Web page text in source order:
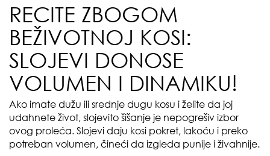
RECITE ZBOGOM
BEŽIVOTNOJ KOSI:
SLOJEVI DONOSE
VOLUMEN I DINAMIKU!
Ako imate dužu ili srednje dugu kosu i želite da joj
udahnete život, slojevito šišanje je nepogrešiv izbor
ovog proleća. Slojevi daju kosi pokret, lakoću i preko
potreban volumen, čineći da izgleda punije i živahnije.